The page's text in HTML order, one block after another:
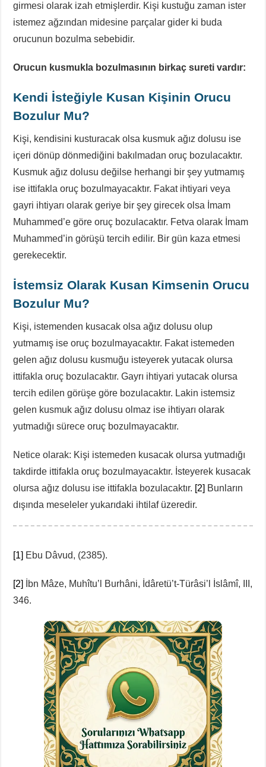
girmesi olarak izah etmişlerdir. Kişi kustuğu zaman ister
istemez ağzından midesine parçalar gider ki buda
orucunun bozulma sebebidir.
Orucun kusmukla bozulmasının birkaç sureti vardır:
Kendi İsteğiyle Kusan Kişinin Orucu
Bozulur Mu?
Kişi, kendisini kusturacak olsa kusmuk ağız dolusu ise
içeri dönüp dönmediğini bakılmadan oruç bozulacaktır.
Kusmuk ağız dolusu değilse herhangi bir şey yutmamış
ise ittifakla oruç bozulmayacaktır. Fakat ihtiyari veya
gayri ihtiyarı olarak geriye bir şey girecek olsa İmam
Muhammed’e göre oruç bozulacaktır. Fetva olarak İmam
Muhammed’in görüşü tercih edilir. Bir gün kaza etmesi
gerekecektir.
İstemsiz Olarak Kusan Kimsenin Orucu
Bozulur Mu?
Kişi, istemenden kusacak olsa ağız dolusu olup
yutmamış ise oruç bozulmayacaktır. Fakat istemeden
gelen ağız dolusu kusmuğu isteyerek yutacak olursa
ittifakla oruç bozulacaktır. Gayrı ihtiyari yutacak olursa
tercih edilen görüşe göre bozulacaktır. Lakin istemsiz
gelen kusmuk ağız dolusu olmaz ise ihtiyarı olarak
yutmadığı sürece oruç bozulmayacaktır.
Netice olarak: Kişi istemeden kusacak olursa yutmadığı
takdirde ittifakla oruç bozulmayacaktır. İsteyerek kusacak
olursa ağız dolusu ise ittifakla bozulacaktır. [2] Bunların
dışında meseleler yukarıdaki ihtilaf üzeredir.
[1] Ebu Dâvud, (2385).
[2]
İbn Mâze, Muhîtu’l Burhâni, İdâretü’t-Türâsi’l İslâmî, III,
346.